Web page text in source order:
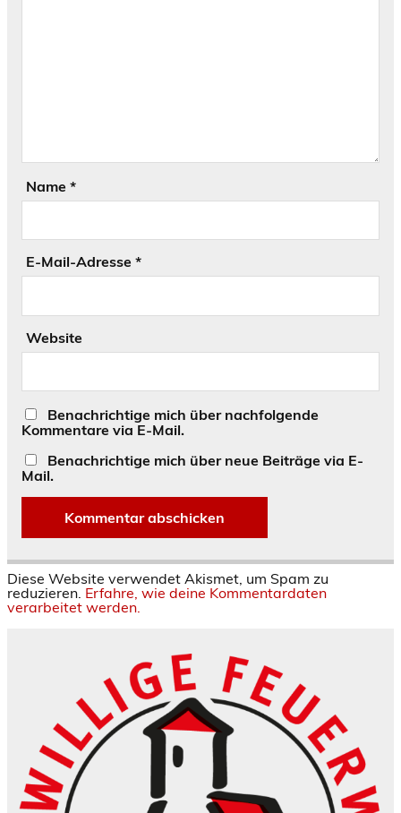
Name *
E-Mail-Adresse *
Website
Benachrichtige mich über nachfolgende
Kommentare via E-Mail.
Benachrichtige mich über neue Beiträge via E-
Mail.
Diese Website verwendet Akismet, um Spam zu
reduzieren. Erfahre, wie deine Kommentardaten
verarbeitet werden.